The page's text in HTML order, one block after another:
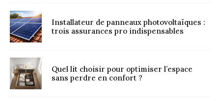
Installateur de panneaux photovoltaïques :
trois assurances pro indispensables
Quel lit choisir pour optimiser l’espace
sans perdre en confort ?